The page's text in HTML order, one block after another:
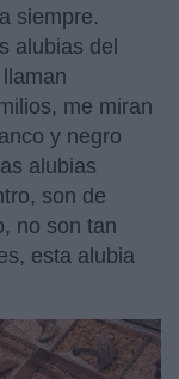
siempre.
alubias del
me miran
y negro
alubias
son de
no son tan
esta alubia